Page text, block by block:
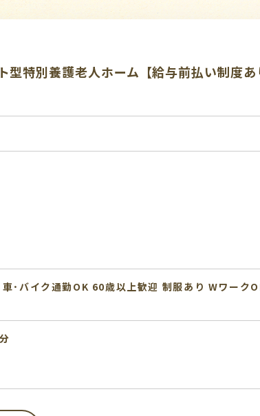
特別養護老人ホーム【給与前払い制度あ
車･バイク通勤OK 60歳以上歓迎 制服あり Wワーク